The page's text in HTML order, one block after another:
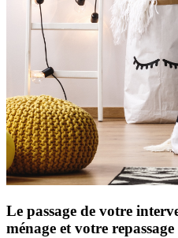
Le passage de votre
ménage et votre repassage